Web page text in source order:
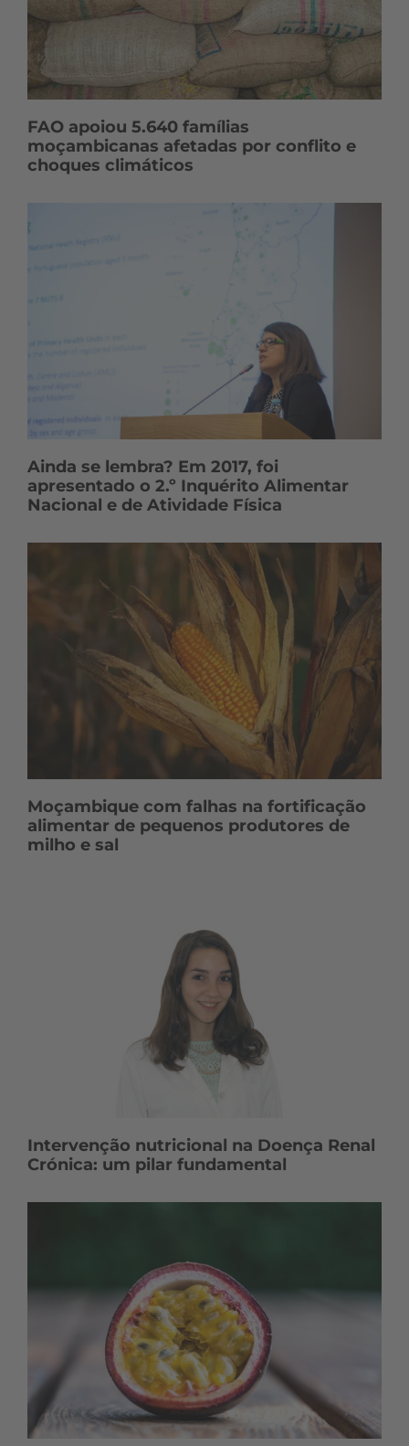
FAO apoiou 5.640 famílias
moçambicanas afetadas por conflito e
choques climáticos
Ainda se lembra? Em 2017, foi
apresentado o 2.º Inquérito Alimentar
Nacional e de Atividade Física
Moçambique com falhas na fortificação
alimentar de pequenos produtores de
milho e sal
Intervenção nutricional na Doença Renal
Crónica: um pilar fundamental